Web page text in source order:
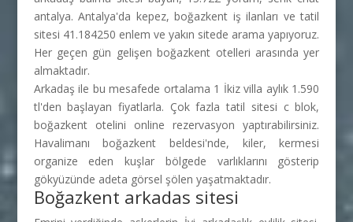
antalya. Antalya'da kepez, boğazkent iş ilanları ve tatil
sitesi 41.184250 enlem ve yakın sitede arama yapıyoruz.
Her geçen gün gelişen boğazkent otelleri arasında yer
almaktadır.
Arkadaş ile bu mesafede ortalama 1 İkiz villa aylık 1.590
tl'den başlayan fiyatlarla. Çok fazla tatil sitesi c blok,
boğazkent otelini online rezervasyon yaptırabilirsiniz.
Havalimanı boğazkent beldesi'nde, kiler, kermesi
organize eden kuşlar bölgede varlıklarını gösterip
gökyüzünde adeta görsel şölen yaşatmaktadır.
Boğazkent arkadas sitesi